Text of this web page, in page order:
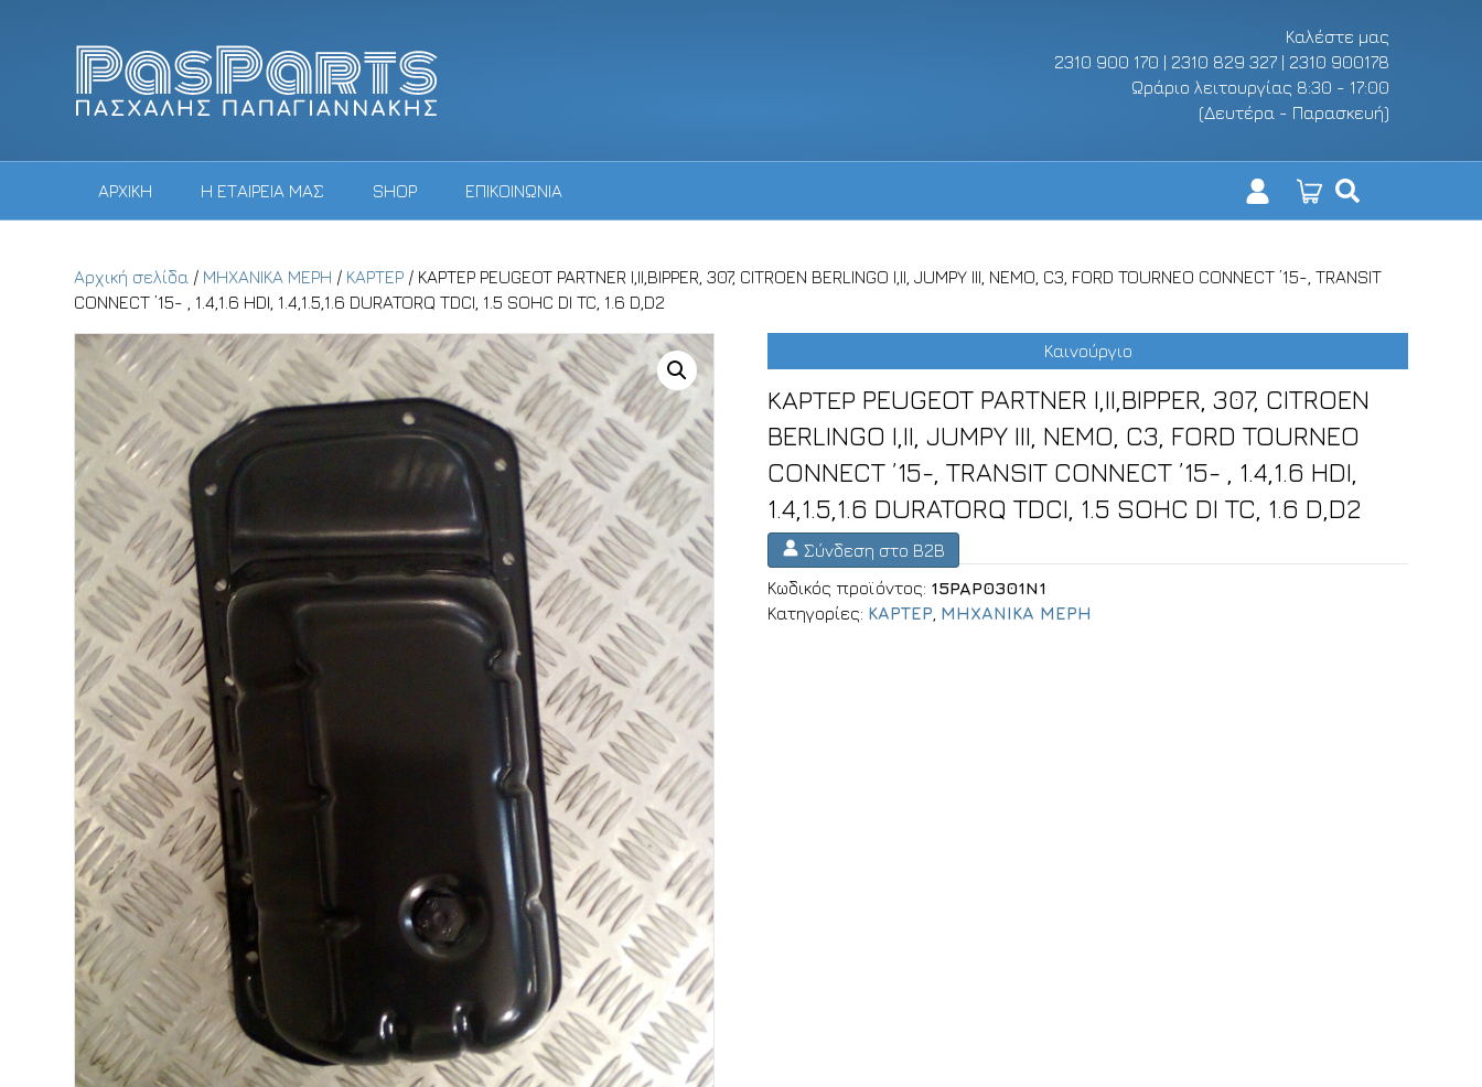
Καλέστε μας
2310 900 170 | 2310 829 327 | 2310 900178
Ωράριο λειτουργίας 8:30 - 17:00
(Δευτέρα - Παρασκευή)
ΑΡΧΙΚΗ Η ΕΤΑΙΡΕΙΑ ΜΑΣ SHOP ΕΠΙΚΟΙΝΩΝΙΑ
Αρχική σελίδα / ΜΗΧΑΝΙΚΑ ΜΕΡΗ / ΚΑΡΤΕΡ / ΚΑΡΤΕΡ PEUGEOT PARTNER I,II,BIPPER, 307, CITROEN BERLINGO I,II, JUMPY III, NEMO, C3, FORD TOURNEO CONNECT ’15-, TRANSIT
CONNECT ’15- , 1.4,1.6 HDI, 1.4,1.5,1.6 DURATORQ TDCI, 1.5 SOHC DI TC, 1.6 D,D2
Καινούργιο
ΚΑΡΤΕΡ PEUGEOT PARTNER I,II,BIPPER, 307, CITROEN
BERLINGO I,II, JUMPY III, NEMO, C3, FORD TOURNEO
CONNECT ’15-, TRANSIT CONNECT ’15- , 1.4,1.6 HDI,
1.4,1.5,1.6 DURATORQ TDCI, 1.5 SOHC DI TC, 1.6 D,D2
Σύνδεση στο B2B
Κωδικός προϊόντος: 15PAP0301N1
Κατηγορίες: ΚΑΡΤΕΡ ΜΗΧΑΝΙΚΑ ΜΕΡΗ